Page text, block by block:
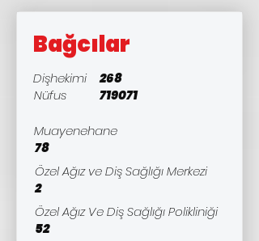
Bağcılar
Dişhekimi
268
Nüfus
719071
Muayenehane
78
Özel Ağız ve Diş Sağlığı Merkezi
2
Özel Ağız Ve Diş Sağlığı Polikliniği
52